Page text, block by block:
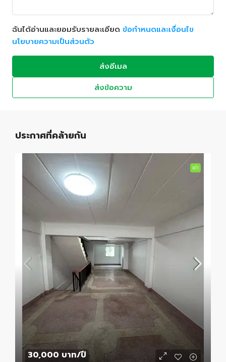
ฉันได้อ่านและยอมรับรายละเอียด ข้อกำหนดและเงื่อนไข
นโยบายความเป็นส่วนตัว
ส่งอีเมล
ส่งข้อความ
ประกาศที่คล้ายกัน
เช่า
30,000 บาท/ปี